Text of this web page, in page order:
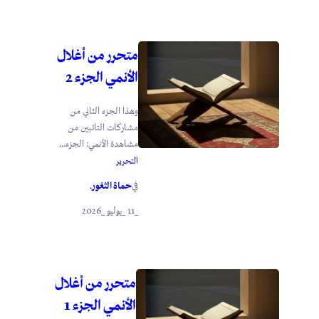
متحرر من أغلال
الأنمي الجزء 2
وهذا الجزء الثاني من
مشاركات التائبين من
مشاهدة الأنمي: الجزء...
التحرير
فيحماة الثغور.
_11 _يوليو _2026
متحرر من أغلال
الأنمي الجزء 1